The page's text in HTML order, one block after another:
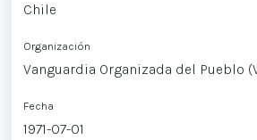
Chile
Organización
Vanguardia Organizada del Pueblo
Fecha
1971-07-01